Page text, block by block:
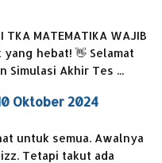
TKA MATEMATIKA WAJIB
hebat! 👋 Selamat
Simulasi Akhir Tes ...
Oktober 2024
untuk semua. Awalnya
Tetapi takut ada